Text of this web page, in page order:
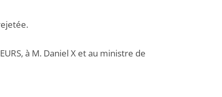
à M. Daniel X et au ministre de